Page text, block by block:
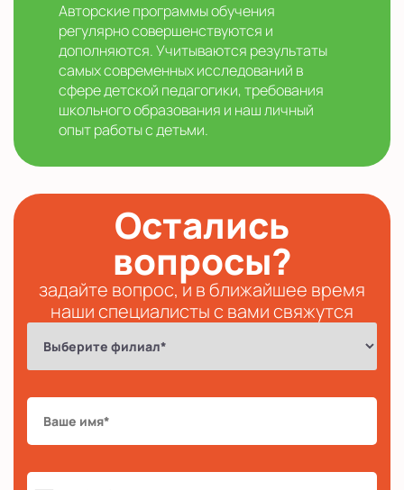
Авторские программы обучения
регулярно совершенствуются и
дополняются. Учитываются результаты
самых современных исследований в
сфере детской педагогики, требования
школьного образования и наш личный
опыт работы с детьми.
Остались
вопросы?
задайте вопрос, и в ближайшее время
наши специалисты с вами свяжутся